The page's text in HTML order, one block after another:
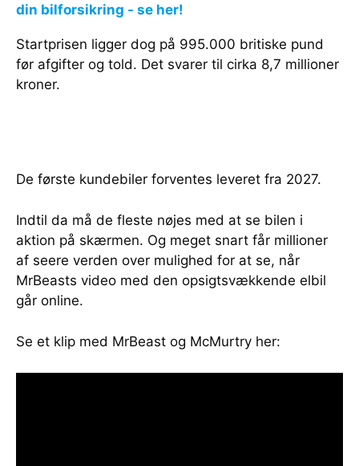
din bilforsikring - se her!
Startprisen ligger dog på 995.000 britiske pund
før afgifter og told. Det svarer til cirka 8,7 millioner
kroner.
De første kundebiler forventes leveret fra 2027.
Indtil da må de fleste nøjes med at se bilen i
aktion på skærmen. Og meget snart får millioner
af seere verden over mulighed for at se, når
MrBeasts video med den opsigtsvækkende elbil
går online.
Se et klip med MrBeast og McMurtry her: